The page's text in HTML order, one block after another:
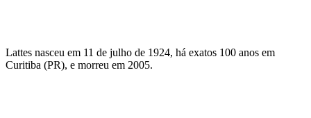
Lattes nasceu em 11 de julho de 1924, há exatos 100 anos em
Curitiba (PR), e morreu em 2005.